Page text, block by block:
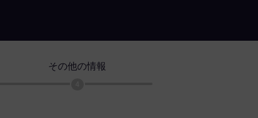
その他の情報